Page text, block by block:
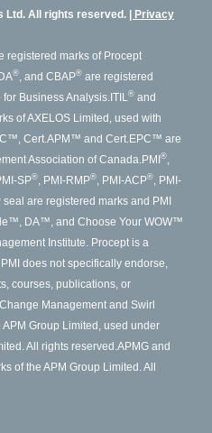
Ltd. All rights reserved.
Privacy
registered marks of Procept
®, and CBAP® are registered
Business Analysis. ITIL® and
of AXELOS Limited, used with
Cert.APM™ and Cert.EPC™ are
Association of Canada.PMI ®,
SP®, PMI-RMP®, PMI-ACP®, PMI-
seal are registered marks and PMI
DA™, and Choose Your WOW™
Institute. Procept is a
does not specifically endorse,
courses, publications, or
Management and Swirl
Group Limited, used under
All rights reserved.APMG and
of the APM Group Limited. All